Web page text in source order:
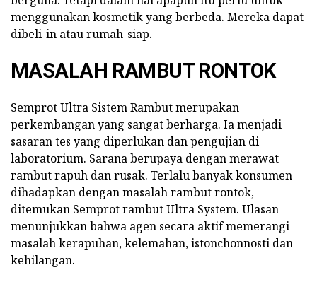
menggunakan kosmetik yang berbeda. Mereka dapat
dibeli-in atau rumah-siap.
MASALAH RAMBUT RONTOK
Semprot Ultra Sistem Rambut merupakan
perkembangan yang sangat berharga. Ia menjadi
sasaran tes yang diperlukan dan pengujian di
laboratorium. Sarana berupaya dengan merawat
rambut rapuh dan rusak. Terlalu banyak konsumen
dihadapkan dengan masalah rambut rontok,
ditemukan Semprot rambut Ultra System. Ulasan
menunjukkan bahwa agen secara aktif memerangi
masalah kerapuhan, kelemahan, istonchonnosti dan
kehilangan.